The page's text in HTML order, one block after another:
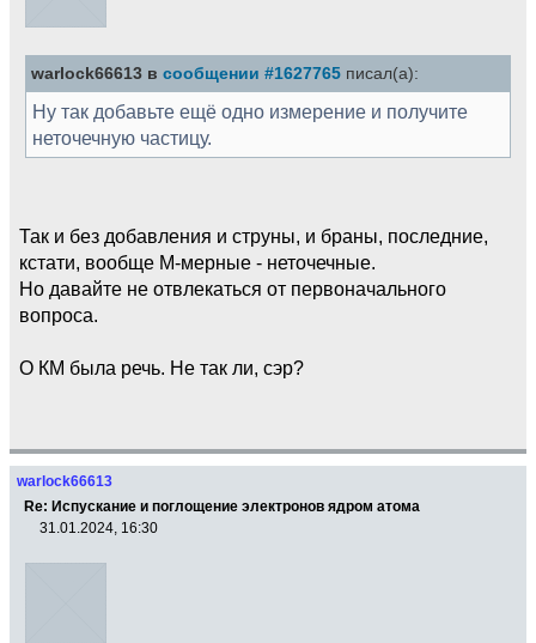
warlock66613 в сообщении #1627765 писал(а):
Ну так добавьте ещё одно измерение и получите
неточечную частицу.
Так и без добавления и струны, и браны, последние,
кстати, вообще М-мерные - неточечные.
Но давайте не отвлекаться от первоначального
вопроса.
О КМ была речь. Не так ли, сэр?
warlock66613
Re: Испускание и поглощение электронов ядром атома
31.01.2024, 16:30